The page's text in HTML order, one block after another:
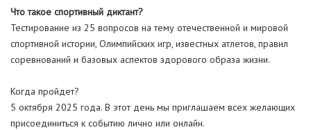
Что такое спортивный диктант?
Тестирование из 25 вопросов на тему отечественной и мировой
спортивной истории, Олимпийских игр, известных атлетов, правил
соревнований и базовых аспектов здорового образа жизни.
Когда пройдет?
5 октября 2025 года. В этот день мы приглашаем всех желающих
присоединиться к событию лично или онлайн.